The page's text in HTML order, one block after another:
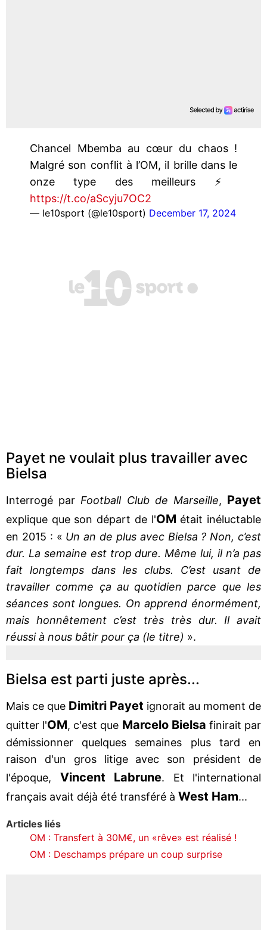
Chancel Mbemba au cœur du chaos !
Malgré son conflit à l’OM, il brille dans le
onze type des meilleurs ⚡️
https://t.co/aScyju7OC2
— le10sport (@le10sport) December 17, 2024
Payet ne voulait plus travailler avec
Bielsa
Interrogé par Football Club de Marseille, Payet
explique que son départ de l'OM était inéluctable
en 2015 : « Un an de plus avec Bielsa ? Non, c’est
dur. La semaine est trop dure. Même lui, il n’a pas
fait longtemps dans les clubs. C’est usant de
travailler comme ça au quotidien parce que les
séances sont longues. On apprend énormément,
mais honnêtement c’est très très dur. Il avait
réussi à nous bâtir pour ça (le titre) ».
Bielsa est parti juste après...
Mais ce que Dimitri Payet ignorait au moment de
quitter l'OM, c'est que Marcelo Bielsa finirait par
démissionner quelques semaines plus tard en
raison d'un gros litige avec son président de
l'époque, Vincent Labrune. Et l'international
français avait déjà été transféré à West Ham...
Articles liés
OM : Transfert à 30M€, un «rêve» est réalisé !
OM : Deschamps prépare un coup surprise